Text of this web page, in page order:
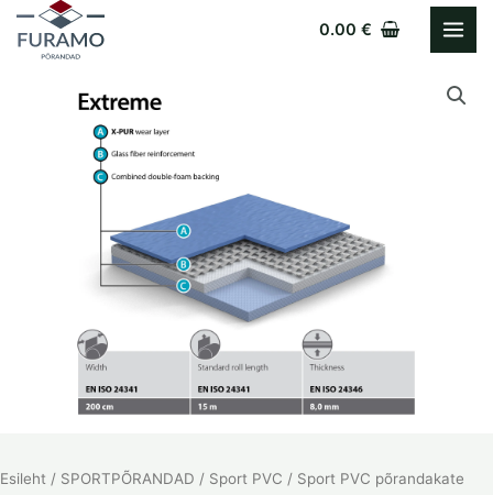
Skip
0.00 €
Esileht / SPORTPÕRANDAD / Sport PVC / Sport PVC põrandakate